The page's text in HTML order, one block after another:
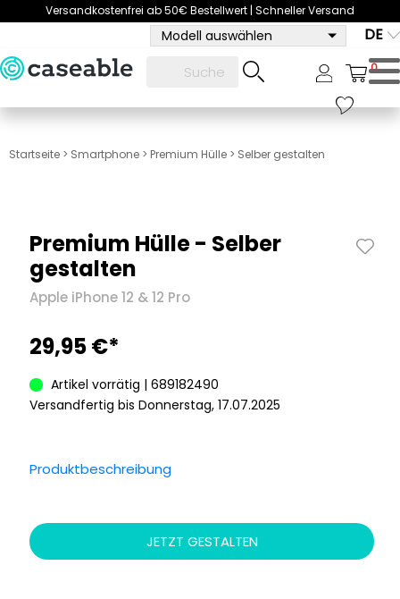
Versandkostenfrei ab 50€ Bestellwert | Schneller Versand
DE
Modell auswählen
0
Startseite > Smartphone > Premium Hülle > Selber gestalten
Premium Hülle - Selber
gestalten
Apple iPhone 12 & 12 Pro
29,95 €*
Artikel vorrätig | 689182490
Versandfertig bis Donnerstag, 17.07.2025
Produktbeschreibung
JETZT GESTALTEN